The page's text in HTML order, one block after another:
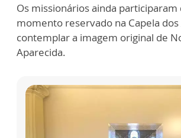
Os missionários ainda participaram
momento reservado na Capela
contemplar a imagem original de
Aparecida.